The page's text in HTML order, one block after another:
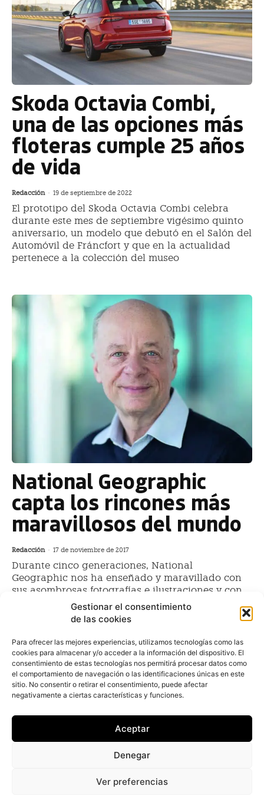
Gestionar el consentimiento
de las cookies
Para ofrecer las mejores experiencias, utilizamos tecnologías como las
cookies para almacenar y/o acceder a la información del dispositivo. El
consentimiento de estas tecnologías nos permitirá procesar datos como
el comportamiento de navegación o las identificaciones únicas en este
sitio. No consentir o retirar el consentimiento, puede afectar
negativamente a ciertas características y funciones.
Aceptar
Denegar
Ver preferencias
Skoda Octavia Combi,
una de las opciones más
floteras cumple 25 años
de vida
Redacción - 19 de septiembre de 2022
El prototipo del Skoda Octavia Combi celebra
durante este mes de septiembre vigésimo quinto
aniversario, un modelo que debutó en el Salón del
Automóvil de Fráncfort y que en la actualidad
pertenece a la colección del museo
National Geographic
capta los rincones más
maravillosos del mundo
Redacción - 17 de noviembre de 2017
Durante cinco generaciones, National
Geographic nos ha enseñado y maravillado con
sus asombrosas fotografías e ilustraciones y con
apasionantes historias...
BMW cierra la flota de vehículos
más grande de su historia en
España
Juan Arús - 17 de octubre de 2016
logrado cerrar un acuerdo que le permitirá
suministrar y gestionar el volumen de vehículos más
elevados de su historia en España, según pudo
confirmar Fleet People a través de fuentes del sector